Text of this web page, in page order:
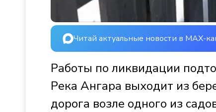
Читай актуальные новости в MAX-
Работы по ликвидации
Река Ангара выходит из
дорога возле одного из